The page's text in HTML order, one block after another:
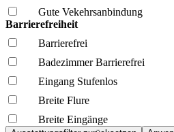
Gute Vekehrsanbindung
Barrierefreiheit
Barrierefrei
Badezimmer Barrierefrei
Eingang Stufenlos
Breite Flure
Breite Eingänge